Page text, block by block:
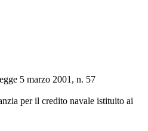
5 marzo 2001, n. 57
per il credito navale istituito ai